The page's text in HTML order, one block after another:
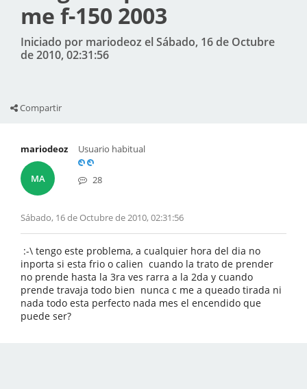
me f-150 2003
Iniciado por mariodeoz el Sábado, 16 de Octubre
de 2010, 02:31:56
Compartir
mariodeoz
MA
Usuario habitual
28
Sábado, 16 de Octubre de 2010, 02:31:56
:-\ tengo este problema, a cualquier hora del dia no
inporta si esta frio o calien cuando la trato de prender
no prende hasta la 3ra ves rarra a la 2da y cuando
prende travaja todo bien nunca c me a queado tirada ni
nada todo esta perfecto nada mes el encendido que
puede ser?